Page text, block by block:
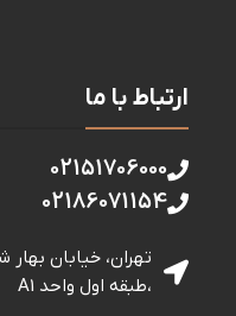
ارتباط با ما
02151706000
02186071154
،طبقه اول واحد A1